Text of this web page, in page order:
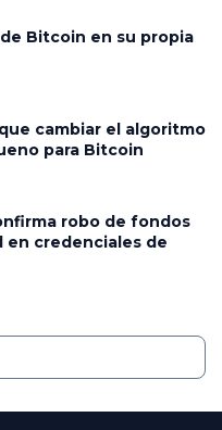
de Bitcoin en su propia
cambiar el algoritmo
para Bitcoin
robo de fondos
en credenciales de